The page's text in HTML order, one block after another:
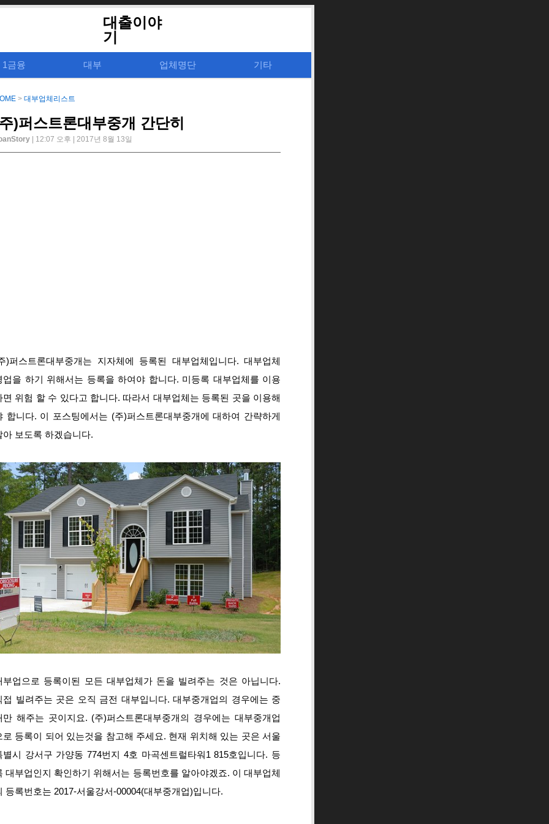
대출이야
기
1금융 대부 업체명단 기타
> 대부업체리스트
)퍼스트론대부중개 간단히
| 12:07 오후 | 2017년 8월 13일
)퍼스트론대부중개는 지자체에 등록된 대부업체입니다. 대부업체
업을 하기 위해서는 등록을 하여야 합니다. 미등록 대부업체를 이용
면 위험 할 수 있다고 합니다. 따라서 대부업체는 등록된 곳을 이용해
합니다. 이 포스팅에서는 (주)퍼스트론대부중개에 대하여 간략하게
아 보도록 하겠습니다.
부업으로 등록이된 모든 대부업체가 돈을 빌려주는 것은 아닙니다.
접 빌려주는 곳은 오직 금전 대부입니다. 대부중개업의 경우에는 중
만 해주는 곳이지요. (주)퍼스트론대부중개의 경우에는 대부중개업
로 등록이 되어 있는것을 참고해 주세요. 현재 위치해 있는 곳은 서울
별시 강서구 가양동 774번지 4호 마곡센트럴타워1 815호입니다. 등
대부업인지 확인하기 위해서는 등록번호를 알아야겠죠. 이 대부업체
등록번호는 2017-서울강서-00004(대부중개업)입니다.